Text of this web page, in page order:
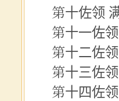
第十佐领
第十一佐领
第十二佐
第十三佐
第十四佐